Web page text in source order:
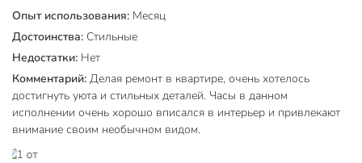
Материал
Цвет
Стиль
скандинавский
Тип батареи
АА
Опыт использования: Месяц
Достоинства: Стильные
Недостатки: Нет
Комментарий: Делая ремонт в квартире, очень хотелось
достигнуть уюта и стильных деталей. Часы в данном
исполнении очень хорошо вписался в интерьер и привлекают
внимание своим необычном видом.